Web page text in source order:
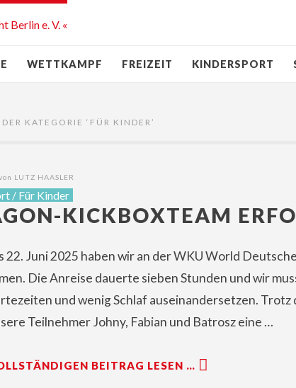
WETTKAMPF FREIZEIT KINDERSPORT
KATEGORIE ‘ FÜR KINDER ’
LUTZ HAASLER
/ Für Kinder
KICKBOXTEAM
22. Juni 2025 haben wir an der WKU World
Die Anreise dauerte sieben Stunden und wir
und wenig Schlaf auseinandersetzen.
Teilnehmer Johny, Fabian und Batrosz eine …
BEITRAG LESEN …